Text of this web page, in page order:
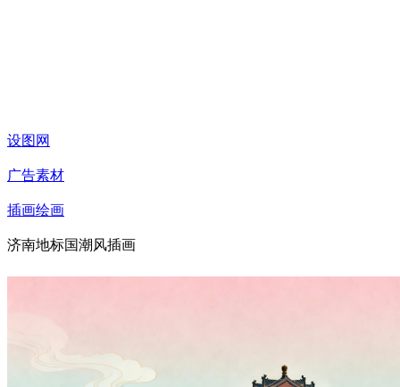
设图网
广告素材
插画绘画
济南地标国潮风插画